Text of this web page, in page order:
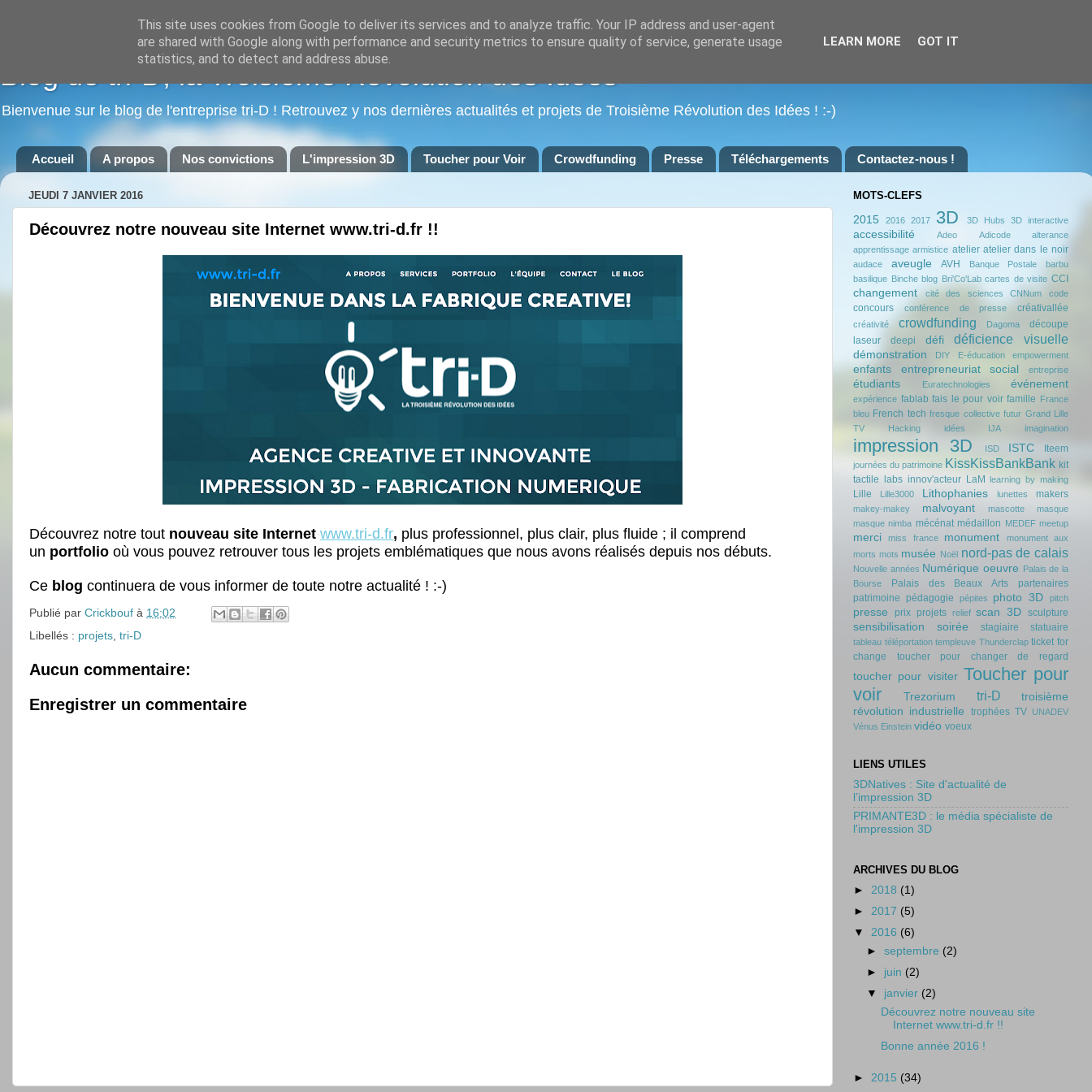
Blog de tri-D, la Troisième Révolution des Idées
Bienvenue sur le blog de l'entreprise tri-D ! Retrouvez y nos dernières actualités et projets de Troisième Révolution des Idées ! :-)
Accueil A propos Nos convictions L'impression 3D Toucher pour Voir Crowdfunding Presse Téléchargements Contactez-nous !
JEUDI 7 JANVIER 2016
Découvrez notre nouveau site Internet www.tri-d.fr !!
Découvrez notre tout nouveau site Internet www.tri-d.fr, plus professionnel, plus clair, plus fluide ; il comprend
un portfolio où vous pouvez retrouver tous les projets emblématiques que nous avons réalisés depuis nos débuts.
Ce blog continuera de vous informer de toute notre actualité ! :-)
Publié par Crickbouf à 16:02
Libellés : projets tri-D
Aucun commentaire:
Enregistrer un commentaire
MOTS-CLEFS
2015
2016 2017 3D 3D Hubs 3D interactive
accessibilité Adeo Adicode
alterance
apprentissage armistice atelier atelier dans le noir
audace aveugle AVH Banque Postale
barbu
basilique Binche blog Bri'Co'Lab cartes de visite CCI
changement cité des sciences CNNum code
concours conférence de presse créativallée
créativité crowdfunding Dagoma
découpe
laseur
deepi défi déficience visuelle
démonstration DIY E-éducation empowerment
enfants entrepreneuriat social entreprise
étudiants Euratechnologies événement
expérience fablab fais le pour voir famille France
bleu French tech fresque collective futur Grand Lille
TV
Hacking idées IJA imagination
impression 3D ISD ISTC Iteem
journées du patrimoine KissKissBankBank kit
tactile labs innov'acteur LaM learning by making
Lille Lille3000 Lithophanies lunettes makers
makey-makey malvoyant mascotte
masque
masque nimba mécénat médaillon MEDEF meetup
merci miss france monument
monument aux
morts mots musée Noël nord-pas de calais
Nouvelle années Numérique oeuvre Palais de la
Bourse
Palais des Beaux Arts
partenaires
patrimoine pédagogie pépites photo 3D pitch
presse prix projets relief scan 3D sculpture
sensibilisation soirée stagiaire statuaire
tableau téléportation templeuve Thunderclap ticket for
change
toucher pour changer de regard
toucher pour visiter Toucher pour
voir
Trezorium tri-D
troisième
révolution industrielle
trophées TV
UNADEV
Vénus Einstein vidéo voeux
LIENS UTILES
3DNatives : Site d'actualité de
l’impression 3D
PRIMANTE3D : le média spécialiste de
l'impression 3D
ARCHIVES DU BLOG
► 2018 (1)
► 2017 (5)
▼ 2016 (6)
►septembre (2)
► juin (2)
▼ janvier (2)
Découvrez notre nouveau site
Internet www.tri-d.fr !!
Bonne année 2016 !
► 2015 (34)
This site uses cookies from Google to deliver its services and to analyze traffic. Your IP address and user-agent
are shared with Google along with performance and security metrics to ensure quality of service, generate usage
statistics, and to detect and address abuse.
LEARN MORE GOT IT